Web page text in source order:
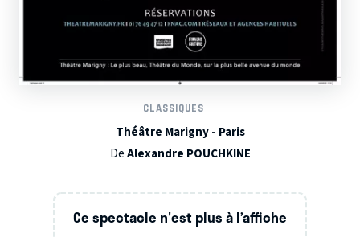
CLASSIQUES
Théâtre Marigny - Paris
DeAlexandre POUCHKINE
Ce spectacle n'est plus à l’affiche